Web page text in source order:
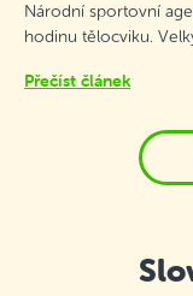
Národní sportovní
hodinu tělocviku.
Přečíst článek